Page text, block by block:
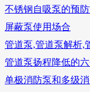
不锈钢自吸泵的预
屏蔽泵使用场合
管道泵,管道泵解析,
管道泵扬程降低的
单极消防泵和多级